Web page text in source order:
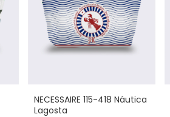
NECESSAIRE 115-418 Náutica
Lagosta